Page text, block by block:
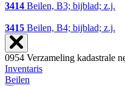
3414 Beilen, B3; bijblad; z.j.
3415 Beilen, B4; bijblad; z.j.
0954 Verzameling kadastrale
Inventaris
Beilen